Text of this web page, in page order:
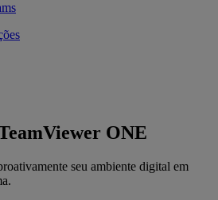
ONE
seu ambiente digital em